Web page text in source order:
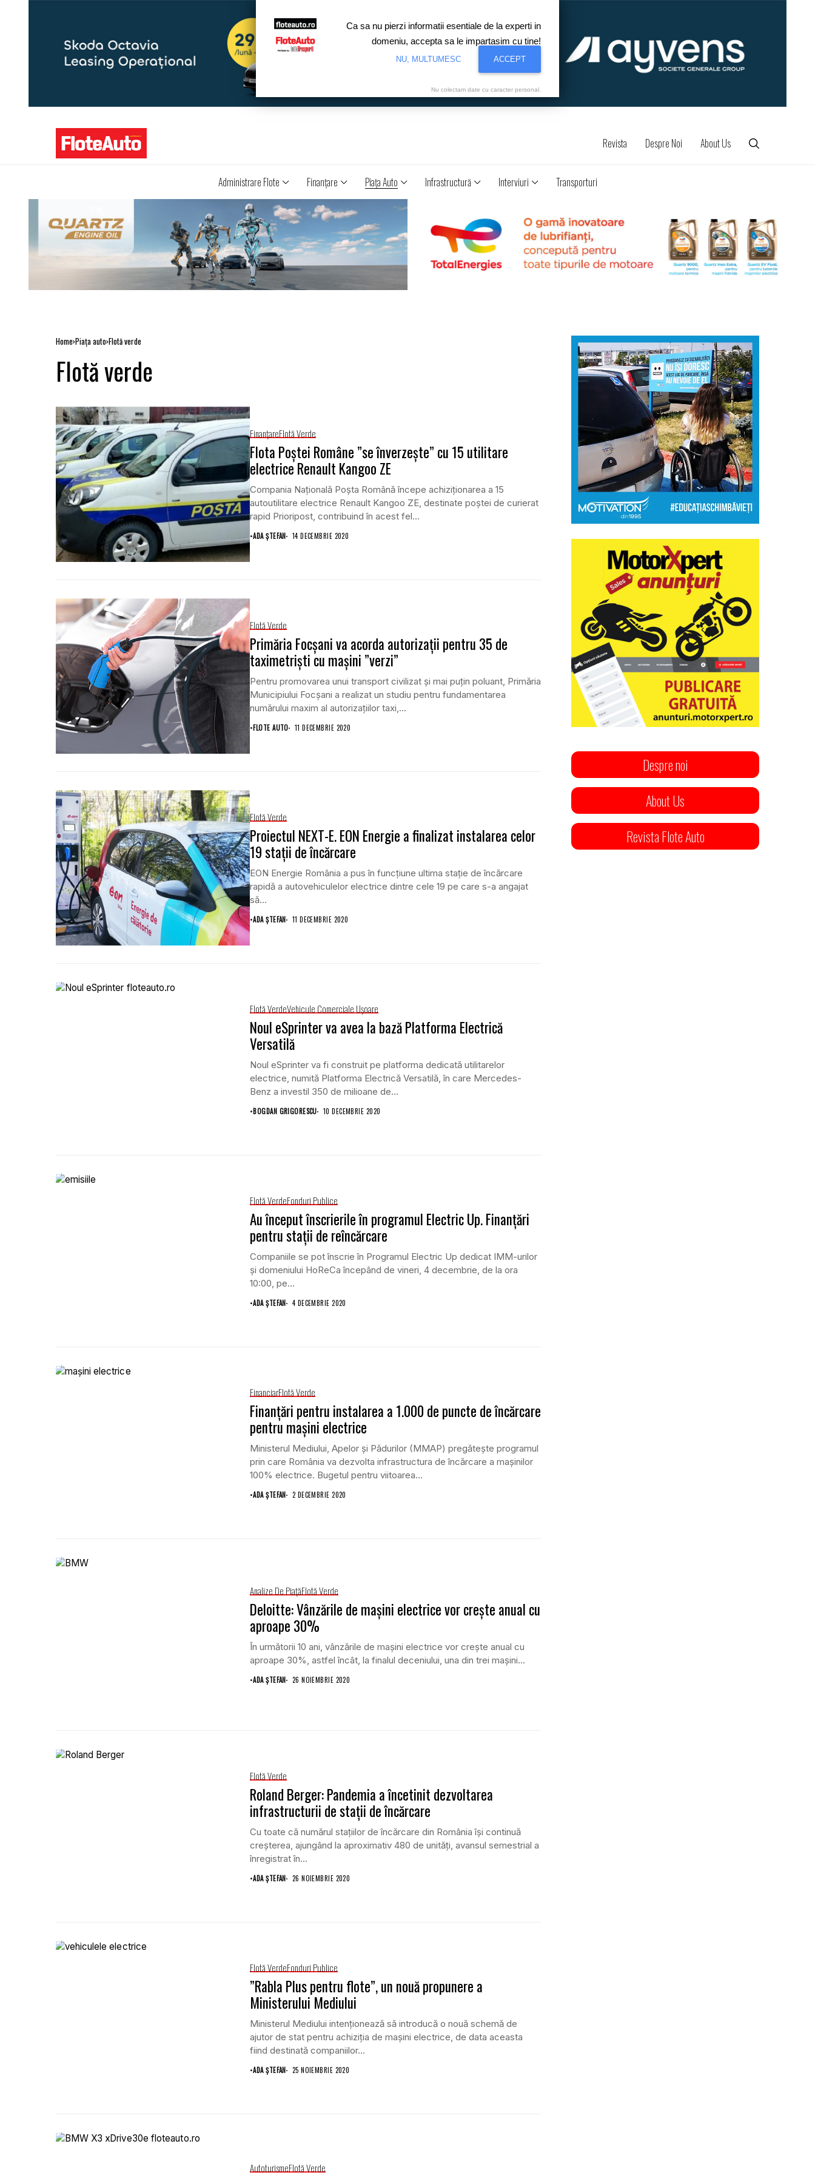
Revista Despre Noi About Us
Administrare Flote Finanţare Piaţa Auto Infrastructură Interviuri Transporturi
Home Piaţa auto Flotă verde
Flotă verde
FinanţareFlotă Verde
Flota Poștei Române ”se înverzește” cu 15 utilitare
electrice Renault Kangoo ZE
Compania Naţională Poşta Română începe achiziţionarea a 15
autoutilitare electrice Renault Kangoo ZE, destinate poştei de curierat
rapid Prioripost, contribuind în acest fel...
•ADA ȘTEFAN 14 DECEMBRIE 2020
Flotă Verde
Primăria Focșani va acorda autorizații pentru 35 de
taximetriști cu maşini ”verzi”
Pentru promovarea unui transport civilizat şi mai puţin poluant, Primăria
Municipiului Focşani a realizat un studiu pentru fundamentarea
numărului maxim al autorizaţiilor taxi,...
•FLOTE AUTO 11 DECEMBRIE 2020
Flotă Verde
Proiectul NEXT-E. EON Energie a finalizat instalarea celor
19 staţii de încărcare
EON Energie România a pus în funcţiune ultima staţie de încărcare
rapidă a autovehiculelor electrice dintre cele 19 pe care s-a angajat
să...
•ADA ȘTEFAN 11 DECEMBRIE 2020
Flotă VerdeVehicule Comerciale Uşoare
Noul eSprinter va avea la bază Platforma Electrică
Versatilă
Noul eSprinter va fi construit pe platforma dedicată utilitarelor
electrice, numită Platforma Electrică Versatilă, în care Mercedes-
Benz a investil 350 de milioane de...
•BOGDAN GRIGORESCU 10 DECEMBRIE 2020
Flotă VerdeFonduri Publice
Au început înscrierile în programul Electric Up. Finanțări
pentru stații de reîncărcare
Companiile se pot înscrie în Programul Electric Up dedicat IMM-urilor
şi domeniului HoReCa începând de vineri, 4 decembrie, de la ora
10:00, pe...
•ADA ȘTEFAN 4 DECEMBRIE 2020
FinanciarFlotă Verde
Finanţări pentru instalarea a 1.000 de puncte de încărcare
pentru maşini electrice
Ministerul Mediului, Apelor şi Pădurilor (MMAP) pregăteşte programul
prin care România va dezvolta infrastructura de încărcare a maşinilor
100% electrice. Bugetul pentru viitoarea...
•ADA ȘTEFAN 2 DECEMBRIE 2020
Analize De PiațăFlotă Verde
Deloitte: Vânzările de maşini electrice vor creşte anual cu
aproape 30%
În următorii 10 ani, vânzările de maşini electrice vor creşte anual cu
aproape 30%, astfel încât, la finalul deceniului, una din trei maşini...
•ADA ȘTEFAN 26 NOIEMBRIE 2020
Flotă Verde
Roland Berger: Pandemia a încetinit dezvoltarea
infrastructurii de staţii de încărcare
Cu toate că numărul staţiilor de încărcare din România îşi continuă
creșterea, ajungând la aproximativ 480 de unităţi, avansul semestrial a
înregistrat în...
•ADA ȘTEFAN 26 NOIEMBRIE 2020
Flotă VerdeFonduri Publice
”Rabla Plus pentru flote”, un nouă propunere a
Ministerului Mediului
Ministerul Mediului intenționează să introducă o nouă schemă de
ajutor de stat pentru achiziția de mașini electrice, de data aceasta
fiind destinată companiilor...
•ADA ȘTEFAN 25 NOIEMBRIE 2020
AutoturismeFlotă Verde
Despre noi
About Us
Revista Flote Auto
Ca sa nu pierzi informatii esentiale de la experti in
domeniu, accepta sa le impartasim cu tine!
NU, MULTUMESC ACCEPT
Nu colectam date cu caracter personal.